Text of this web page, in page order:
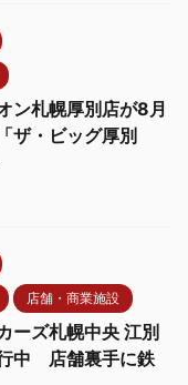
ン札幌厚別店が8月
ザ・ビッグ厚別
店舗・商業施設
ーズ札幌中央 江別
中 店舗裏手に鉄